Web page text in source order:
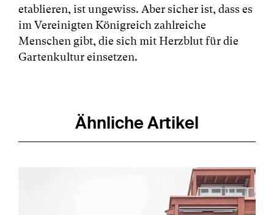
etablieren, ist ungewiss. Aber sicher ist, dass es
im Vereinigten Königreich zahlreiche
Menschen gibt, die sich mit Herzblut für die
Gartenkultur einsetzen.
Ähnliche Artikel